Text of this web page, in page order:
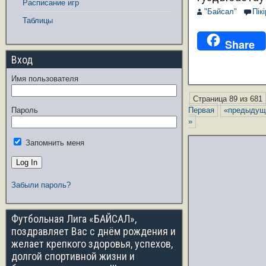
"Байсал"
Share
Страница 89 из 681
Первая
»
Расписание игр
Таблицы
Вход
Имя пользователя
Пароль
Запомнить меня
Забыли пароль?
Футбольная Лига «БАЙСАЛ»,
поздравляет Вас с днём рождения и
желает крепкого здоровья, успехов,
долгой спортивной жизни и